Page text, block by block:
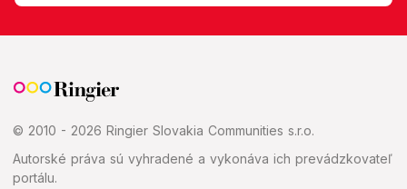
© 2010 - 2026 Ringier Slovakia Communities s.r.o.
Autorské práva sú vyhradené a vykonáva ich prevádzkovateľ
portálu.